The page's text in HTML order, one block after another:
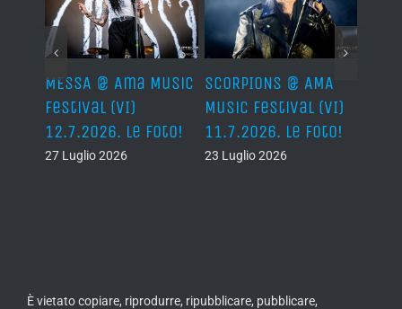
MESSA @ Ama Music
Festival (VI)
12.7.2026. Le Foto!
27 Luglio 2026
SCORPIONS @ AMA
Music Festival (VI)
11.7.2026. Le Foto!
23 Luglio 2026
È vietato copiare, riprodurre, ripubblicare, pubblicare,